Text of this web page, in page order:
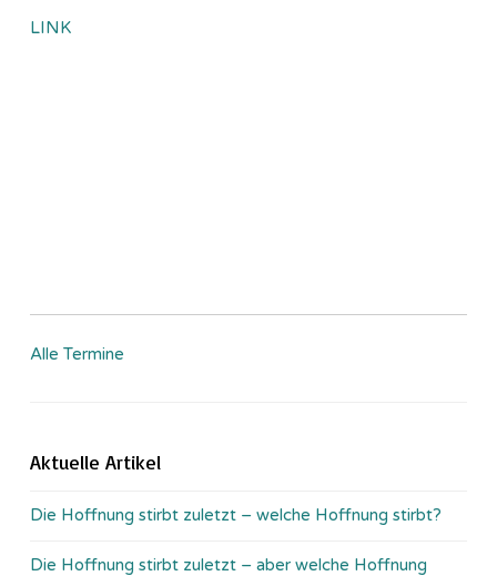
LINK
Alle Termine
Aktuelle Artikel
Die Hoffnung stirbt zuletzt – welche Hoffnung stirbt?
Die Hoffnung stirbt zuletzt – aber welche Hoffnung